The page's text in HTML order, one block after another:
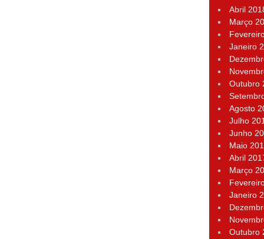
Abril
Março
Janeiro
Outubro
Agosto
Julho
Junho
Maio
Abril
Março
Janeiro
Outubro